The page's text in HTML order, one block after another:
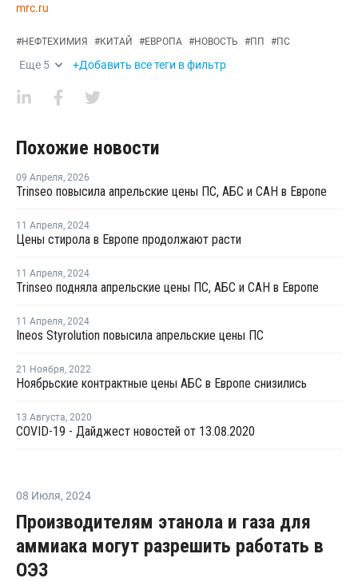
mrc.ru
#НЕФТЕХИМИЯ #КИТАЙ #ЕВРОПА #НОВОСТЬ #ПП #ПС
Еще 5 +Добавить все теги в фильтр
Похожие новости
09 Апреля, 2026
Trinseo повысила апрельские цены ПС, АБС и САН в Европе
11 Апреля, 2024
Цены стирола в Европе продолжают расти
11 Апреля, 2024
Trinseo подняла апрельские цены ПС, АБС и САН в Европе
11 Апреля, 2024
Ineos Styrolution повысила апрельские цены ПС
21 Ноября, 2022
Ноябрьские контрактные цены АБС в Европе снизились
13 Августа, 2020
COVID-19 - Дайджест новостей от 13.08.2020
08 Июля, 2024
Производителям этанола и газа для
аммиака могут разрешить работать в
ОЭЗ